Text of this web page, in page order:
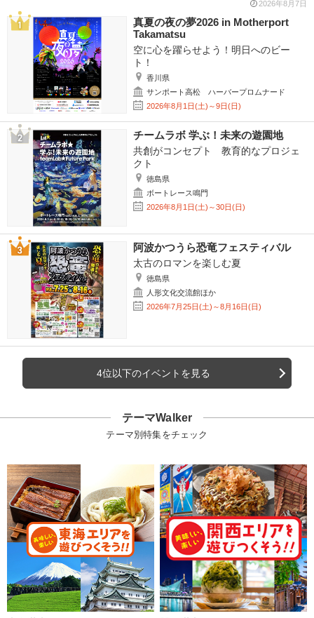
2026年8月7日
真夏の夜の夢2026 in Motherport
Takamatsu
空に心を躍らせよう！明日へのビー
ト！
香川県
サンポート高松 ハーバープロムナード
2026年8月1日(土)～9日(日)
チームラボ 学ぶ！未来の遊園地
共創がコンセプト 教育的なプロジェ
クト
徳島県
ボートレース鳴門
2026年8月1日(土)～30日(日)
阿波かつうら恐竜フェスティバル
太古のロマンを楽しむ夏
徳島県
人形文化交流館ほか
2026年7月25日(土)～8月16日(日)
4位以下のイベントを見る
テーマWalker
テーマ別特集をチェック